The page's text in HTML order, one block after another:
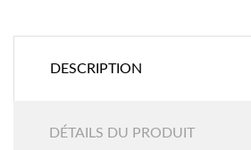
DESCRIPTION
DÉTAILS DU PRODUIT